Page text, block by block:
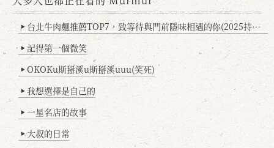
▶ 台北牛肉麵推薦TOP7，致等待與門前隱味相遇的你(2025持續更新
▶ 記得第一個微笑
▶ OKOKu斯掰溪u斯掰溪uuu(笑死)
▶ 我想選擇是自己的
▶ 一星名店的故事
▶ 大叔的日常